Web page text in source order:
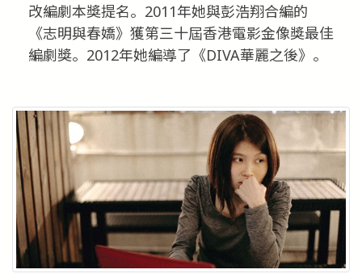
改編劇本獎提名。2011年她與彭浩翔合編的
《志明與春嬌》獲第三十屆香港電影金像獎最佳
編劇獎。2012年她編導了《DIVA華麗之後》。